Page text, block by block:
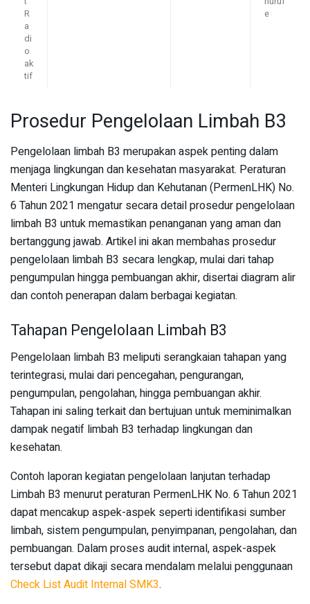
R
a
di
o
ak
tif
e
Prosedur Pengelolaan Limbah B3
Pengelolaan limbah B3 merupakan aspek penting dalam
menjaga lingkungan dan kesehatan masyarakat. Peraturan
Menteri Lingkungan Hidup dan Kehutanan (PermenLHK) No.
6 Tahun 2021 mengatur secara detail prosedur pengelolaan
limbah B3 untuk memastikan penanganan yang aman dan
bertanggung jawab. Artikel ini akan membahas prosedur
pengelolaan limbah B3 secara lengkap, mulai dari tahap
pengumpulan hingga pembuangan akhir, disertai diagram alir
dan contoh penerapan dalam berbagai kegiatan.
Tahapan Pengelolaan Limbah B3
Pengelolaan limbah B3 meliputi serangkaian tahapan yang
terintegrasi, mulai dari pencegahan, pengurangan,
pengumpulan, pengolahan, hingga pembuangan akhir.
Tahapan ini saling terkait dan bertujuan untuk meminimalkan
dampak negatif limbah B3 terhadap lingkungan dan
kesehatan.
Contoh laporan kegiatan pengelolaan lanjutan terhadap
Limbah B3 menurut peraturan PermenLHK No. 6 Tahun 2021
dapat mencakup aspek-aspek seperti identifikasi sumber
limbah, sistem pengumpulan, penyimpanan, pengolahan, dan
pembuangan. Dalam proses audit internal, aspek-aspek
tersebut dapat dikaji secara mendalam melalui penggunaan
Check List Audit Internal SMK3.